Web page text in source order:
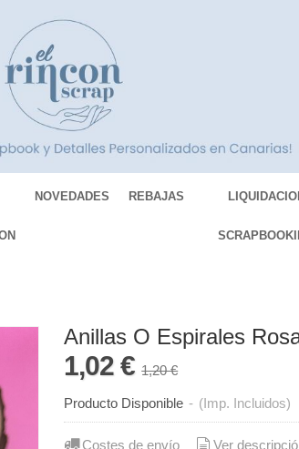
NOVEDADES REBAJAS
Anillas O Espirales
1,02 €1,20 €
Producto Disponible - (Imp. Incluidos)
Costes de envío Ver